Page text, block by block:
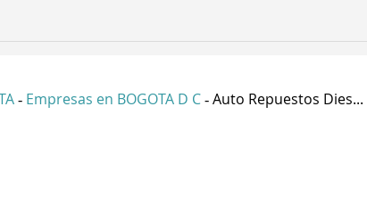
- Empresas en BOGOTA D C - Auto Repuestos Dies...